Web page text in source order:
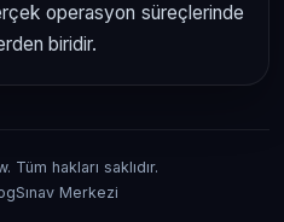
operasyon süreçlerinde
biridir.
hakları saklıdır.
Sınav Merkezi